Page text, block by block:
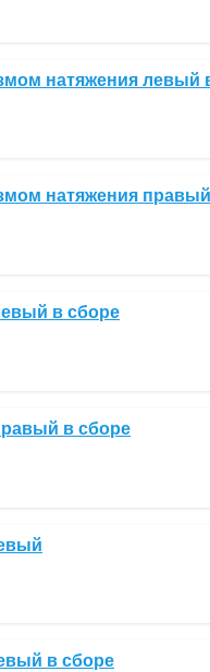
натяжения левый
натяжения
в сборе
в сборе
в сборе